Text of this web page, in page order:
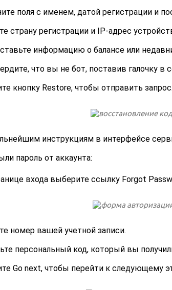
поля с именем, датой регистрации и
страну регистрации и IP-адрес
информацию о балансе или
что вы не бот, поставив галочку в
кнопку Restore, чтобы отправить запрос.
инструкциям в интерфейсе
пароль от аккаунта:
входа выберите ссылку Forgot
номер вашей учетной записи.
персональный код, который вы
Go next, чтобы перейти к следующему